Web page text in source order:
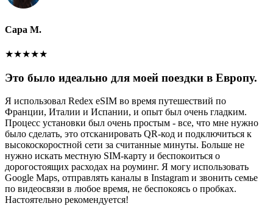
Сара М.
★★★★★
Это было идеально для моей поездки в Европу.
Я использовал Redex eSIM во время путешествий по
Франции, Италии и Испании, и опыт был очень гладким.
Процесс установки был очень простым - все, что мне нужно
было сделать, это отсканировать QR-код и подключиться к
высокоскоростной сети за считанные минуты. Больше не
нужно искать местную SIM-карту и беспокоиться о
дорогостоящих расходах на роуминг. Я могу использовать
Google Maps, отправлять каналы в Instagram и звонить семье
по видеосвязи в любое время, не беспокоясь о пробках.
Настоятельно рекомендуется!